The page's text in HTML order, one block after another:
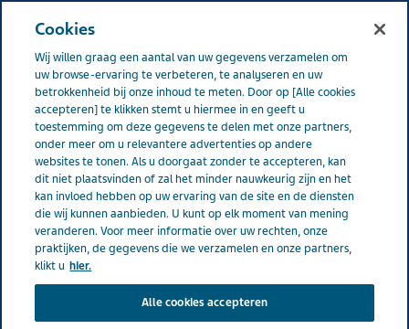
Nederland Producten Paracetamol 120 mg zetpil
Paracetamol 120 mg zetpil
Omschrijving
Bij koorts en pijn
Toelichting
Koorts en pijn bij griep en verkoudheid, koorts
Cookies
Wij willen graag een aantal van uw gegevens verzamelen om
uw browse-ervaring te verbeteren, te analyseren en uw
betrokkenheid bij onze inhoud te meten. Door op [Alle cookies
accepteren] te klikken stemt u hiermee in en geeft u
toestemming om deze gegevens te delen met onze partners,
onder meer om u relevantere advertenties op andere
websites te tonen. Als u doorgaat zonder te accepteren, kan
dit niet plaatsvinden of zal het minder nauwkeurig zijn en het
kan invloed hebben op uw ervaring van de site en de diensten
die wij kunnen aanbieden. U kunt op elk moment van mening
veranderen. Voor meer informatie over uw rechten, onze
praktijken, de gegevens die we verzamelen en onze partners,
klikt u hier.
Alle cookies accepteren